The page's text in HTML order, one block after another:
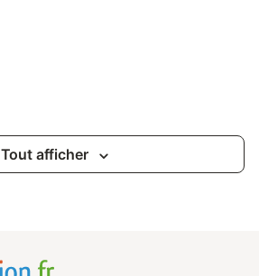
Tout afficher